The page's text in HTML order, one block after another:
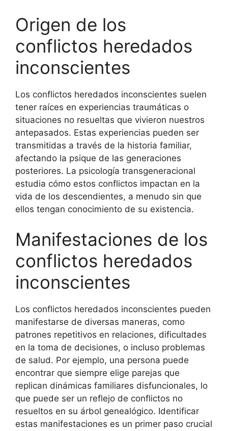
Origen de los
conflictos heredados
inconscientes
Los conflictos heredados inconscientes suelen
tener raíces en experiencias traumáticas o
situaciones no resueltas que vivieron nuestros
antepasados. Estas experiencias pueden ser
transmitidas a través de la historia familiar,
afectando la psique de las generaciones
posteriores. La psicología transgeneracional
estudia cómo estos conflictos impactan en la
vida de los descendientes, a menudo sin que
ellos tengan conocimiento de su existencia.
Manifestaciones de los
conflictos heredados
inconscientes
Los conflictos heredados inconscientes pueden
manifestarse de diversas maneras, como
patrones repetitivos en relaciones, dificultades
en la toma de decisiones, o incluso problemas
de salud. Por ejemplo, una persona puede
encontrar que siempre elige parejas que
replican dinámicas familiares disfuncionales, lo
que puede ser un reflejo de conflictos no
resueltos en su árbol genealógico. Identificar
estas manifestaciones es un primer paso crucial